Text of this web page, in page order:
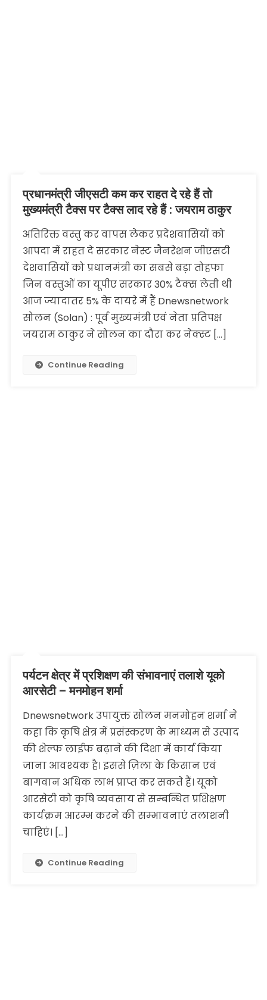
प्रधानमंत्री जीएसटी कम कर राहत दे रहे हैं तो
मुख्यमंत्री टैक्स पर टैक्स लाद रहे हैं : जयराम ठाकुर
अतिरिक्त वस्तु कर वापस लेकर प्रदेशवासियों को
आपदा में राहत दे सरकार नेस्ट जैनरेशन जीएसटी
देशवासियों को प्रधानमंत्री का सबसे बड़ा तोहफा
जिन वस्तुओं का यूपीए सरकार 30% टैक्स लेती थी
आज ज्यादातर 5% के दायरे में हैं Dnewsnetwork
सोलन (Solan) : पूर्व मुख्यमंत्री एवं नेता प्रतिपक्ष
जयराम ठाकुर ने सोलन का दौरा कर नेक्स्ट […]
Continue Reading
पर्यटन क्षेत्र में प्रशिक्षण की संभावनाएं तलाशे यूको
आरसेटी – मनमोहन शर्मा
Dnewsnetwork उपायुक्त सोलन मनमोहन शर्मा ने
कहा कि कृषि क्षेत्र में प्रसंस्करण के माध्यम से उत्पाद
की शेल्फ लाईफ बढ़ाने की दिशा में कार्य किया
जाना आवश्यक है। इससे ज़िला के किसान एवं
बागवान अधिक लाभ प्राप्त कर सकते हैं। यूको
आरसेटी को कृषि व्यवसाय से सम्बन्धित प्रशिक्षण
कार्यक्रम आरम्भ करने की सम्भावनाएं तलाशनी
चाहिएं। […]
Continue Reading